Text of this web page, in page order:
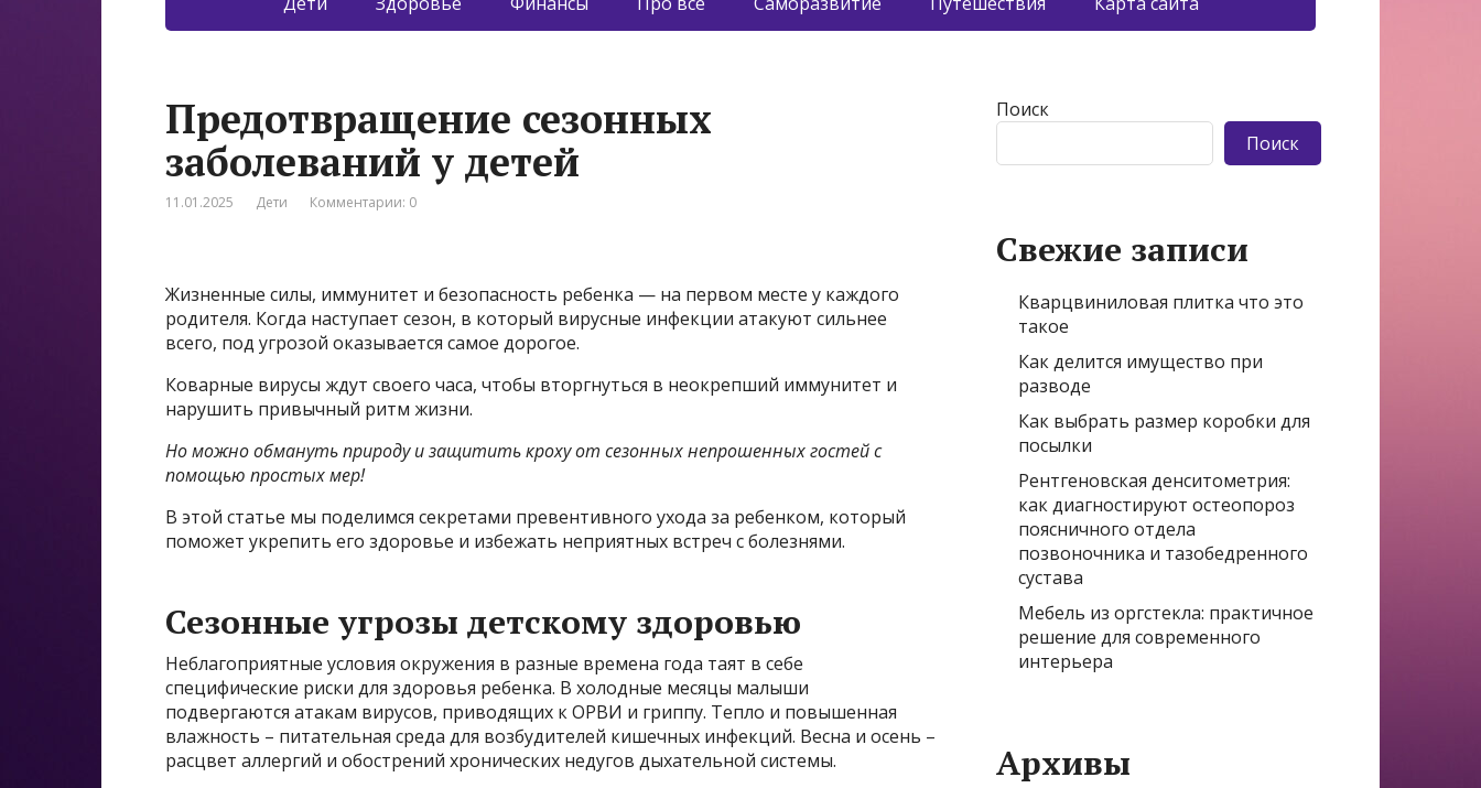
Предотвращение сезонных
заболеваний у детей
11.01.2025 Дети Комментарии: 0
Жизненные силы, иммунитет и безопасность ребенка — на первом месте у каждого
родителя. Когда наступает сезон, в который вирусные инфекции атакуют сильнее
всего, под угрозой оказывается самое дорогое.
Коварные вирусы ждут своего часа, чтобы вторгнуться в неокрепший иммунитет и
нарушить привычный ритм жизни.
Но можно обмануть природу и защитить кроху от сезонных непрошенных гостей с
помощью простых мер!
В этой статье мы поделимся секретами превентивного ухода за ребенком, который
поможет укрепить его здоровье и избежать неприятных встреч с болезнями.
Сезонные угрозы детскому здоровью
Неблагоприятные условия окружения в разные времена года таят в себе
специфические риски для здоровья ребенка. В холодные месяцы малыши
подвергаются атакам вирусов, приводящих к ОРВИ и гриппу. Тепло и повышенная
влажность – питательная среда для возбудителей кишечных инфекций. Весна и осень –
расцвет аллергий и обострений хронических недугов дыхательной системы.
Поиск
Поиск
Свежие записи
Кварцвиниловая плитка что это
такое
Как делится имущество при
разводе
Как выбрать размер коробки для
посылки
Рентгеновская денситометрия:
как диагностируют остеопороз
поясничного отдела
позвоночника и тазобедренного
сустава
Мебель из оргстекла: практичное
решение для современного
интерьера
Архивы